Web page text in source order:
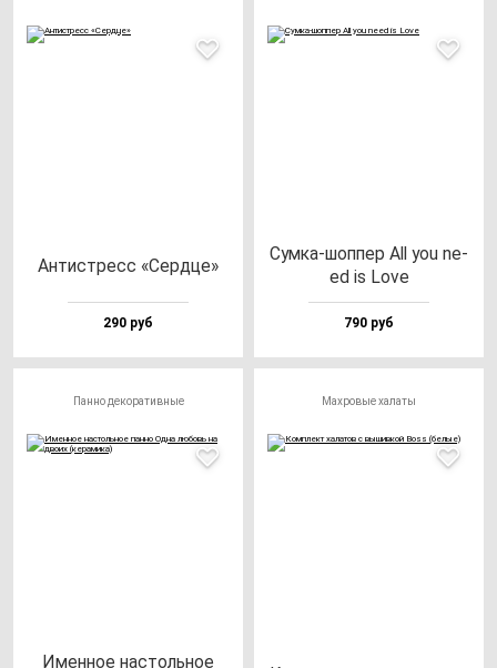
Антис­тресс «Сер­дце»
290 руб
Сум­ка-шоп­пер All you ne­
ed is Love
790 руб
Панно декоративные
Имен­ное нас­толь­ное
Махровые халаты